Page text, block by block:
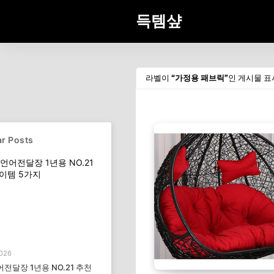
득템샾
라벨이 가정용 패브릭 인 게시물 표
Posts
전달장 1년용 NO.21 추천